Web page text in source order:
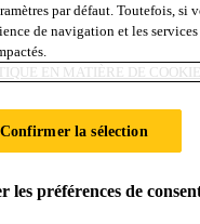
par défaut. Toutefois, si
de navigation et les
EN MATIÈRE DE
Confirmer la sélection
les préférences de